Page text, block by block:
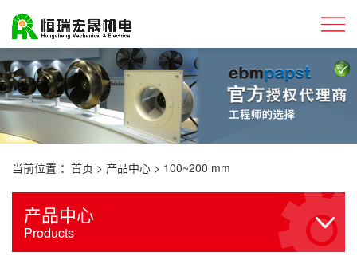
当前位置 ： 首页 > 产品中心 > 100~200 mm
产品中心
Products